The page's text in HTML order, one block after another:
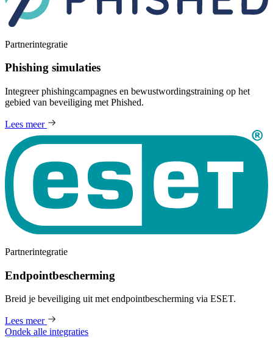
Partnerintegratie
Phishing simulaties
Integreer phishingcampagnes en bewustwordingstraining op het
gebied van beveiliging met Phished.
Lees meer
Partnerintegratie
Endpointbescherming
Breid je beveiliging uit met endpointbescherming via ESET.
Lees meer
Ondek alle integraties